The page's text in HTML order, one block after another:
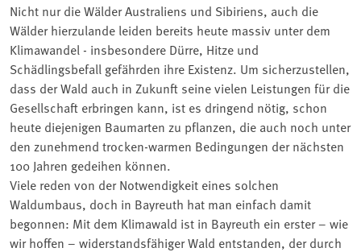
Nicht nur die Wälder Australiens und Sibiriens, auch die
Wälder hierzulande leiden bereits heute massiv unter dem
Klimawandel - insbesondere Dürre, Hitze und
Schädlingsbefall gefährden ihre Existenz. Um sicherzustellen,
dass der Wald auch in Zukunft seine vielen Leistungen für die
Gesellschaft erbringen kann, ist es dringend nötig, schon
heute diejenigen Baumarten zu pflanzen, die auch noch unter
den zunehmend trocken-warmen Bedingungen der nächsten
100 Jahren gedeihen können.
Viele reden von der Notwendigkeit eines solchen
Waldumbaus, doch in Bayreuth hat man einfach damit
begonnen: Mit dem Klimawald ist in Bayreuth ein erster – wie
wir hoffen – widerstandsfähiger Wald entstanden, der durch